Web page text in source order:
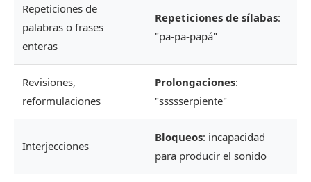
Repeticiones de
palabras o frases
enteras
Repeticiones de sílabas:
"pa-pa-papá"
Revisiones,
reformulaciones
Prolongaciones:
"ssssserpiente"
Interjecciones
Bloqueos: incapacidad
para producir el sonido